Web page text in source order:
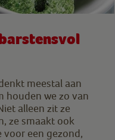
meestal aan
houden we zo van
alleen zit ze
ze smaakt ook
voor een gezond,